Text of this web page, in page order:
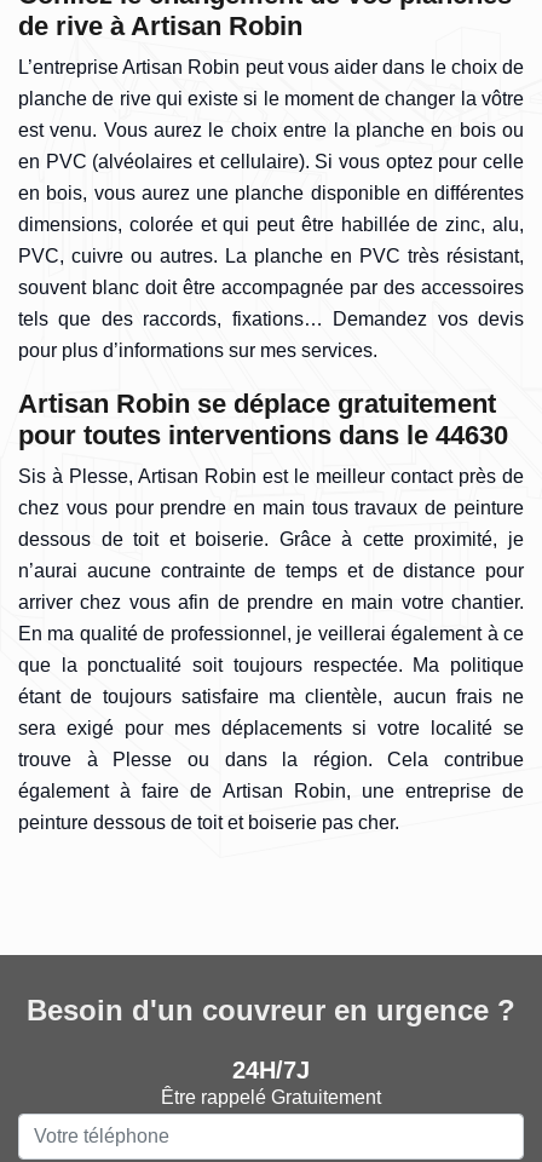
de rive à Artisan Robin
L’entreprise Artisan Robin peut vous aider dans le choix de
planche de rive qui existe si le moment de changer la vôtre
est venu. Vous aurez le choix entre la planche en bois ou
en PVC (alvéolaires et cellulaire). Si vous optez pour celle
en bois, vous aurez une planche disponible en différentes
dimensions, colorée et qui peut être habillée de zinc, alu,
PVC, cuivre ou autres. La planche en PVC très résistant,
souvent blanc doit être accompagnée par des accessoires
tels que des raccords, fixations… Demandez vos devis
pour plus d’informations sur mes services.
Artisan Robin se déplace gratuitement
pour toutes interventions dans le 44630
Sis à Plesse, Artisan Robin est le meilleur contact près de
chez vous pour prendre en main tous travaux de peinture
dessous de toit et boiserie. Grâce à cette proximité, je
n’aurai aucune contrainte de temps et de distance pour
arriver chez vous afin de prendre en main votre chantier.
En ma qualité de professionnel, je veillerai également à ce
que la ponctualité soit toujours respectée. Ma politique
étant de toujours satisfaire ma clientèle, aucun frais ne
sera exigé pour mes déplacements si votre localité se
trouve à Plesse ou dans la région. Cela contribue
également à faire de Artisan Robin, une entreprise de
peinture dessous de toit et boiserie pas cher.
Besoin d'un couvreur en urgence ?
24H/7J
Être rappelé Gratuitement